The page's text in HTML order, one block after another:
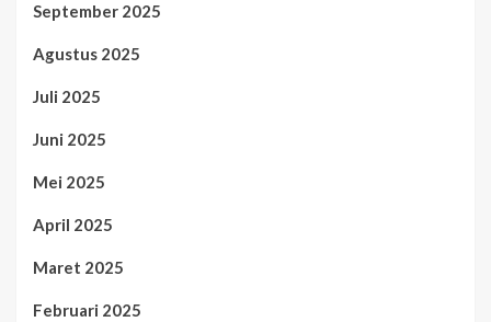
September 2025
Agustus 2025
Juli 2025
Juni 2025
Mei 2025
April 2025
Maret 2025
Februari 2025